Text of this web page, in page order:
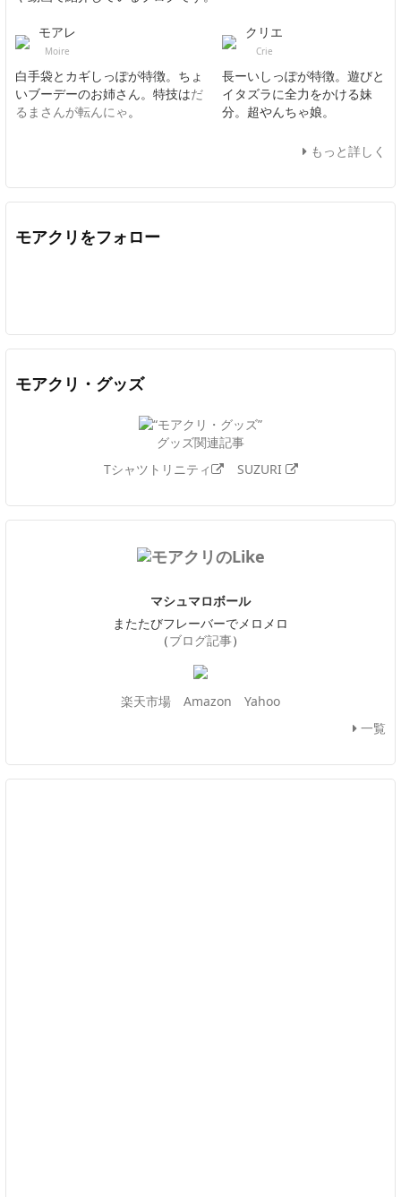
モアレ
Moire
白手袋とカギしっぽが特徴。ちょ
いブーデーのお姉さん。特技はだ
るまさんが転んにゃ。
クリエ
Crie
長ーいしっぽが特徴。遊びと
イタズラに全力をかける妹
分。超やんちゃ娘。
もっと詳しく
モアクリをフォロー
モアクリ・グッズ
グッズ関連記事
Tシャツトリニティ
SUZURI
マシュマロボール
またたびフレーバーでメロメロ
（ブログ記事）
楽天市場 Amazon
Yahoo
一覧